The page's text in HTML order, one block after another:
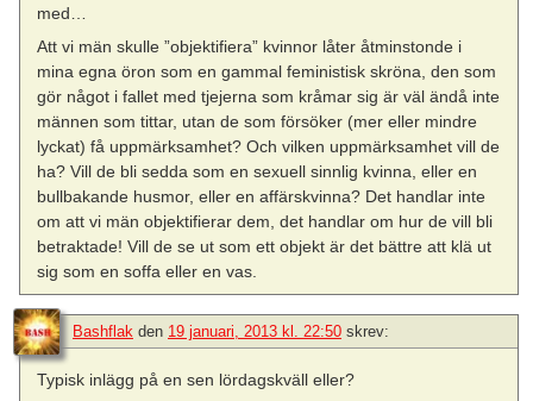
med…
Att vi män skulle ”objektifiera” kvinnor låter åtminstonde i
mina egna öron som en gammal feministisk skröna, den som
gör något i fallet med tjejerna som kråmar sig är väl ändå inte
männen som tittar, utan de som försöker (mer eller mindre
lyckat) få uppmärksamhet? Och vilken uppmärksamhet vill de
ha? Vill de bli sedda som en sexuell sinnlig kvinna, eller en
bullbakande husmor, eller en affärskvinna? Det handlar inte
om att vi män objektifierar dem, det handlar om hur de vill bli
betraktade! Vill de se ut som ett objekt är det bättre att klä ut
sig som en soffa eller en vas.
Bashflak den 19 januari, 2013 kl. 22:50 skrev:
Typisk inlägg på en sen lördagskväll eller?